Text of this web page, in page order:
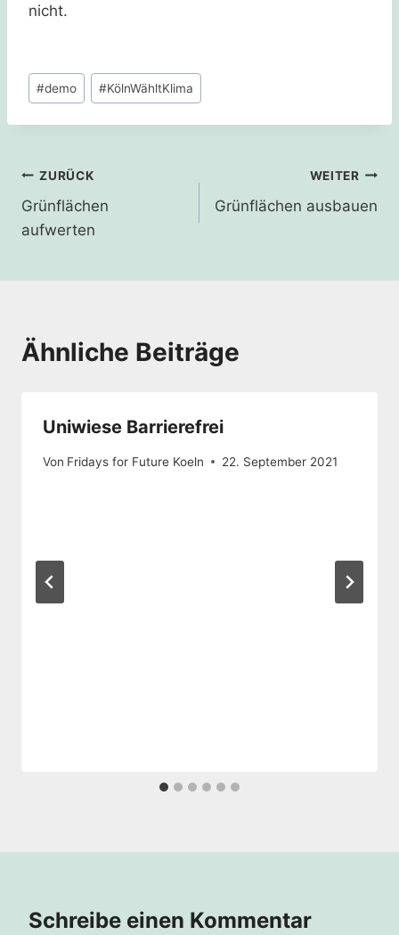
nicht.
Schlagworte:
#demo #KölnWähltKlima
Beitragsnavigation
ZURÜCK
Grünflächen
aufwerten
WEITER
Grünflächen ausbauen
Ähnliche Beiträge
Uniwiese Barrierefrei
Von Fridays for Future Koeln 22. September 2021
Schreibe einen Kommentar